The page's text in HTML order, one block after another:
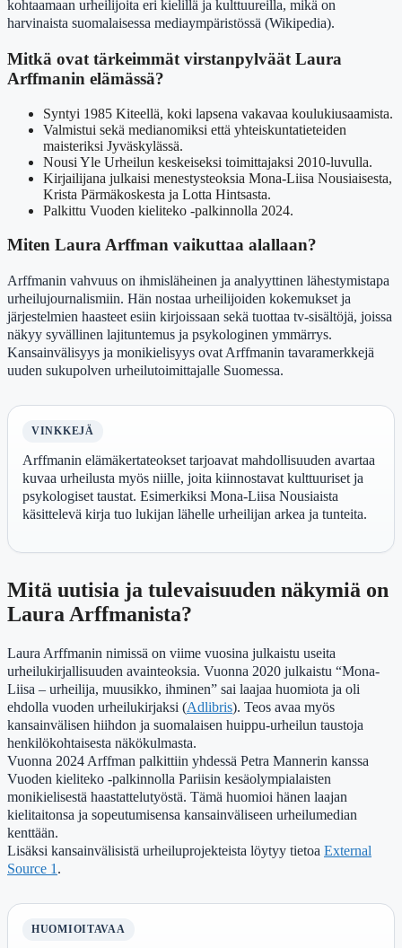
kohtaamaan urheilijoita eri kielillä ja kulttuureilla, mikä on
harvinaista suomalaisessa mediaympäristössä (Wikipedia).
Mitkä ovat tärkeimmät virstanpylväät Laura
Arffmanin elämässä?
Syntyi 1985 Kiteellä, koki lapsena vakavaa koulukiusaamista.
Valmistui sekä medianomiksi että yhteiskuntatieteiden
maisteriksi Jyväskylässä.
Nousi Yle Urheilun keskeiseksi toimittajaksi 2010-luvulla.
Kirjailijana julkaisi menestysteoksia Mona-Liisa Nousiaisesta,
Krista Pärmäkoskesta ja Lotta Hintsasta.
Palkittu Vuoden kieliteko -palkinnolla 2024.
Miten Laura Arffman vaikuttaa alallaan?
Arffmanin vahvuus on ihmisläheinen ja analyyttinen lähestymistapa
urheilujournalismiin. Hän nostaa urheilijoiden kokemukset ja
järjestelmien haasteet esiin kirjoissaan sekä tuottaa tv-sisältöjä, joissa
näkyy syvällinen lajituntemus ja psykologinen ymmärrys.
Kansainvälisyys ja monikielisyys ovat Arffmanin tavaramerkkejä
uuden sukupolven urheilutoimittajalle Suomessa.
VINKKEJÄ
Arffmanin elämäkertateokset tarjoavat mahdollisuuden avartaa
kuvaa urheilusta myös niille, joita kiinnostavat kulttuuriset ja
psykologiset taustat. Esimerkiksi Mona-Liisa Nousiaista
käsittelevä kirja tuo lukijan lähelle urheilijan arkea ja tunteita.
Mitä uutisia ja tulevaisuuden näkymiä on
Laura Arffmanista?
Laura Arffmanin nimissä on viime vuosina julkaistu useita
urheilukirjallisuuden avainteoksia. Vuonna 2020 julkaistu “Mona-
Liisa – urheilija, muusikko, ihminen” sai laajaa huomiota ja oli
ehdolla vuoden urheilukirjaksi (Adlibris). Teos avaa myös
kansainvälisen hiihdon ja suomalaisen huippu-urheilun taustoja
henkilökohtaisesta näkökulmasta.
Vuonna 2024 Arffman palkittiin yhdessä Petra Mannerin kanssa
Vuoden kieliteko -palkinnolla Pariisin kesäolympialaisten
monikielisestä haastattelutyöstä. Tämä huomioi hänen laajan
kielitaitonsa ja sopeutumisensa kansainväliseen urheilumedian
kenttään.
Lisäksi kansainvälisistä urheiluprojekteista löytyy tietoa External
Source 1.
HUOMIOITAVAA